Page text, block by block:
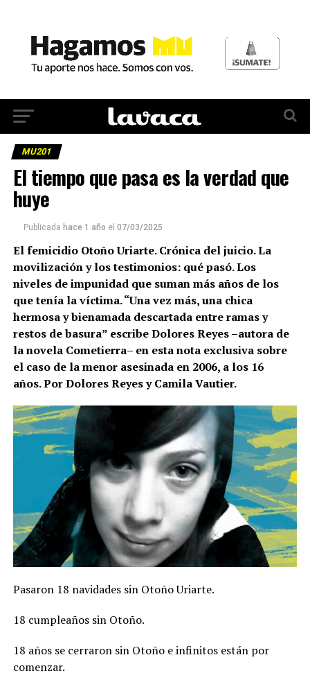
MU201
El tiempo que pasa es la verdad que
huye
Publicada hace 1 año el 07/03/2025
El femicidio Otoño Uriarte. Crónica del juicio. La
movilización y los testimonios: qué pasó. Los
niveles de impunidad que suman más años de los
que tenía la víctima. “Una vez más, una chica
hermosa y bienamada descartada entre ramas y
restos de basura” escribe Dolores Reyes –autora de
la novela Cometierra– en esta nota exclusiva sobre
el caso de la menor asesinada en 2006, a los 16
años. Por Dolores Reyes y Camila Vautier.
Pasaron 18 navidades sin Otoño Uriarte.
18 cumpleaños sin Otoño.
18 años se cerraron sin Otoño e infinitos están por
comenzar.